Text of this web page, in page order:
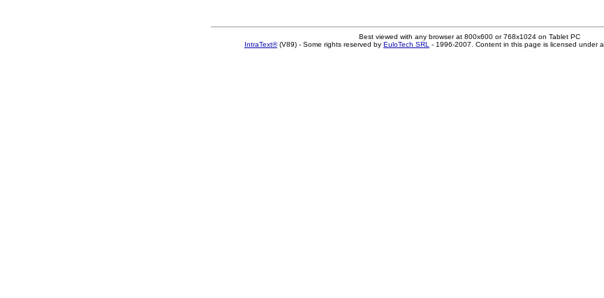
Best viewed with any browser at 800x600 or 768x1024 on Tablet PC
IntraText®(V89) - Some rights reserved by EuloTech SRL - 1996-2007. Content in this page is licensed under a